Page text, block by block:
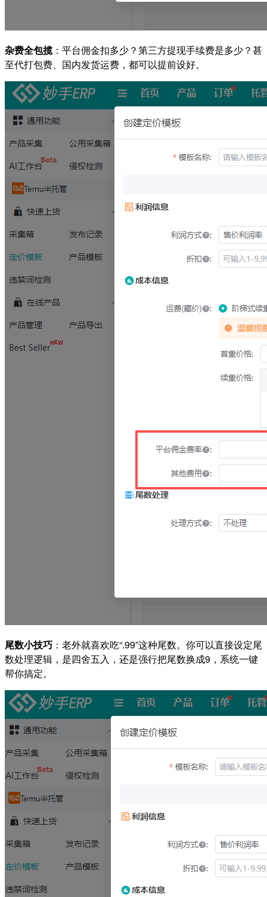
杂费全包揽：平台佣金扣多少？第三方提现手续费是多少？甚
至代打包费、国内发货运费，都可以提前设好。
尾数小技巧 ：老外就喜欢吃“.99”这种尾数。你可以直接设定尾
数处理逻辑，是四舍五入，还是强行把尾数换成9，系统一键
帮你搞定。